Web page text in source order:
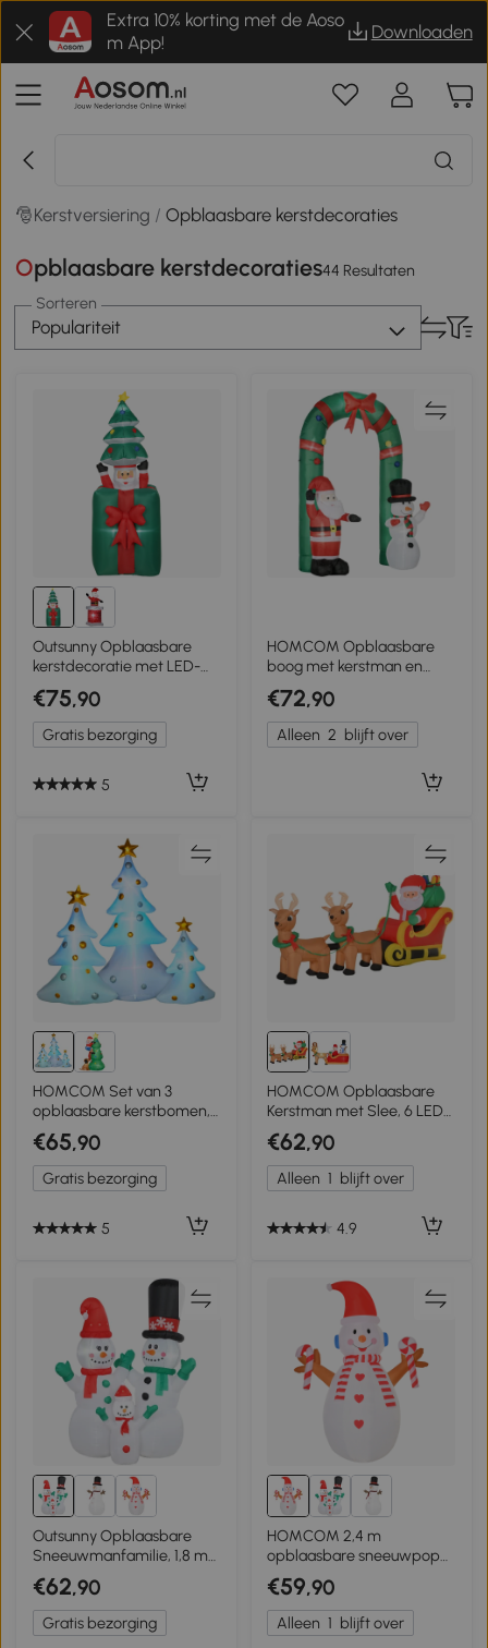
Extra 10% korting met de Aoso
m App!
Downloaden
🎅Kerstversiering /Opblaasbare kerstdecoraties
Opblaasbare kerstdecoraties44 Resultaten
Sorteren
Populariteit
Outsunny Opblaasbare
kerstdecoratie met LED-
lampjes, polyester, voor
binnen en buiten,
Rood+Groen
€75,90
Gratis bezorging
5
HOMCOM Opblaasbare
boog met kerstman en
sneeuwpop, LED-
verlichting, ingebouwde
ventilator, 198 x 80 x 245
cm.
€72,90
Alleen 2 blijft over
HOMCOM Set van 3
opblaasbare kerstbomen,
inclusief blazer, voor
binnen en buiten, inclusief
bevestigingsmateriaal,
wit+goud
€65,90
Gratis bezorging
5
HOMCOM Opblaasbare
Kerstman met Slee, 6 LED-
Lichten, Waterdicht, 240 x
57 x 112 cm
€62,90
Alleen 1 blijft over
4.9
Outsunny Opblaasbare
Sneeuwmanfamilie, 1,8 m
Kerstdecoratie met LED-
verlichting voor Binnen en
Buiten
€62,90
Gratis bezorging
HOMCOM 2,4 m
opblaasbare sneeuwpop
met zwaailicht
kerstversiering voor binnen
en buiten tuin
gazondecoratie feest wit +
€59,90
Alleen 1 blijft over